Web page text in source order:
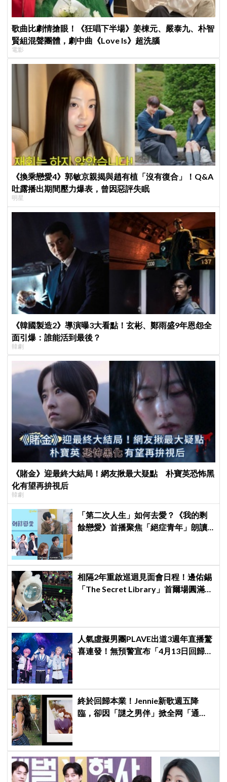
歌曲比劇情搶眼！《狂唱下半場》姜棟元、嚴泰九、朴智
賢組混聲團體，劇中曲《Love Is》超洗腦
電影
《換乘戀愛4》郭敏京親揭與趙有植「沒有復合」！Q&A
吐露播出期間壓力爆表，曾因惡評失眠
明星
《韓國製造2》導演曝3大看點！玄彬、鄭雨盛9年恩怨全
面引爆：誰能活到最後？
韓劇
《賭金》迎最終大結局！網友揪最大疑點 朴寶英恐怖黑
化有望再拚視后
韓劇
「第二次人生」如何去愛？《我的剩
餘戀愛》首播聚焦「絕症青年」朗讀
相隔2年重啟巡迴見面會日程！邊佑錫
「The Secret Library」首爾場圓滿結
人氣虛擬男團PLAVE出道3週年直播驚
喜連發！無預警宣布「4月13日回歸」
終於回歸本業！Jennie新歌週五降
臨，卻因「謎之男伴」掀全网「通